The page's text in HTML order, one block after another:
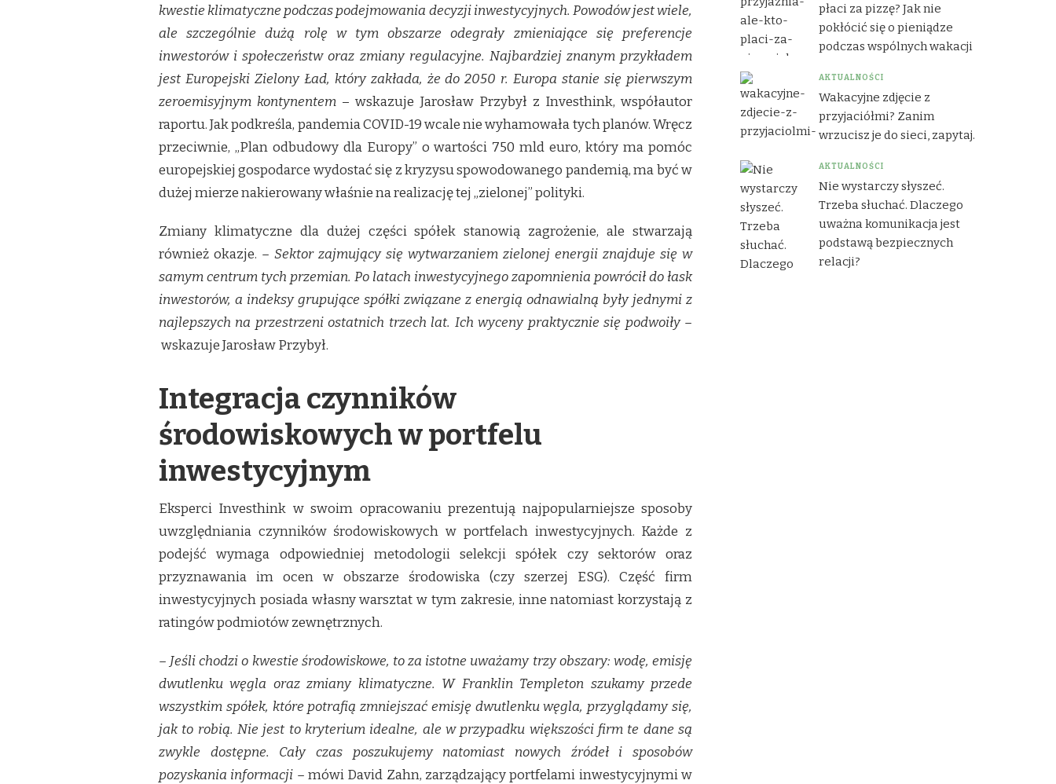
kwestie klimatyczne podczas podejmowania decyzji inwestycyjnych. Powodów jest wiele,
ale szczególnie dużą rolę w tym obszarze odegrały zmieniające się preferencje
inwestorów i społeczeństw oraz zmiany regulacyjne. Najbardziej znanym przykładem
jest Europejski Zielony Ład, który zakłada, że do 2050 r. Europa stanie się pierwszym
zeroemisyjnym kontynentem – wskazuje Jarosław Przybył z Investhink, współautor
raportu. Jak podkreśla, pandemia COVID-19 wcale nie wyhamowała tych planów. Wręcz
przeciwnie, „Plan odbudowy dla Europy” o wartości 750 mld euro, który ma pomóc
europejskiej gospodarce wydostać się z kryzysu spowodowanego pandemią, ma być w
dużej mierze nakierowany właśnie na realizację tej „zielonej” polityki.
Zmiany klimatyczne dla dużej części spółek stanowią zagrożenie, ale stwarzają
również okazje. – Sektor zajmujący się wytwarzaniem zielonej energii znajduje się w
samym centrum tych przemian. Po latach inwestycyjnego zapomnienia powrócił do łask
inwestorów, a indeksy grupujące spółki związane z energią odnawialną były jednymi z
najlepszych na przestrzeni ostatnich trzech lat. Ich wyceny praktycznie się podwoiły –
wskazuje Jarosław Przybył.
Integracja czynników
środowiskowych w portfelu
inwestycyjnym
Eksperci Investhink w swoim opracowaniu prezentują najpopularniejsze sposoby
uwzględniania czynników środowiskowych w portfelach inwestycyjnych. Każde z
podejść wymaga odpowiedniej metodologii selekcji spółek czy sektorów oraz
przyznawania im ocen w obszarze środowiska (czy szerzej ESG). Część firm
inwestycyjnych posiada własny warsztat w tym zakresie, inne natomiast korzystają z
ratingów podmiotów zewnętrznych.
– Jeśli chodzi o kwestie środowiskowe, to za istotne uważamy trzy obszary: wodę, emisję
dwutlenku węgla oraz zmiany klimatyczne. W Franklin Templeton szukamy przede
wszystkim spółek, które potrafią zmniejszać emisję dwutlenku węgla, przyglądamy się,
jak to robią. Nie jest to kryterium idealne, ale w przypadku większości firm te dane są
zwykle dostępne. Cały czas poszukujemy natomiast nowych źródeł i sposobów
pozyskania informacji – mówi David Zahn, zarządzający portfelami inwestycyjnymi w
płaci za pizzę? Jak nie
pokłócić się o pieniądze
podczas wspólnych wakacji
AKTUALNOŚCI
Wakacyjne zdjęcie z
przyjaciółmi? Zanim
wrzucisz je do sieci, zapytaj.
AKTUALNOŚCI
Nie wystarczy słyszeć.
Trzeba słuchać. Dlaczego
uważna komunikacja jest
podstawą bezpiecznych
relacji?